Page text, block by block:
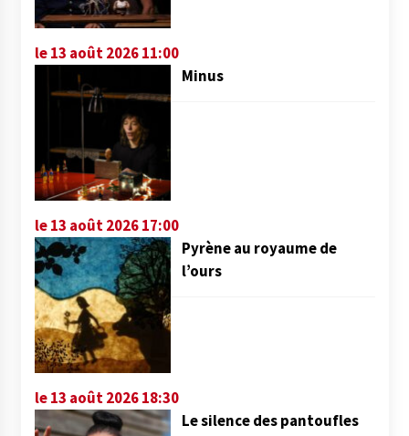
le 13 août 2026 11:00
Minus
le 13 août 2026 17:00
Pyrène au royaume de
l’ours
le 13 août 2026 18:30
Le silence des pantoufles